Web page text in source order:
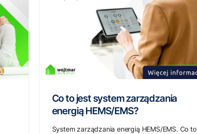
Co to jest system zarządzania
energią HEMS/EMS?
System zarządzania energią HEMS/EMS. Co to